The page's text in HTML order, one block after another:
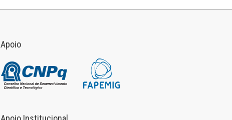
Apoio